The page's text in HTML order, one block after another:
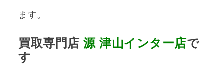
ます。
買取専門店 源 津山インター店で
す